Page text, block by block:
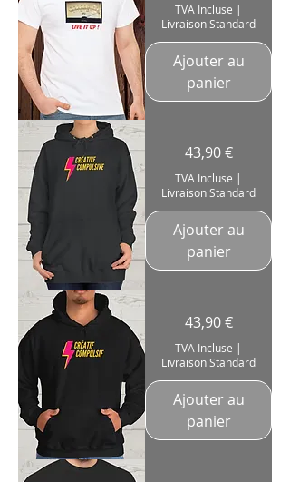
Vumètres
Vumeter
Coton
180g
TVA Incluse |
Livraison Standard
Ajouter au
panier
shirt
Capuche
"Créative
Artiste
Prix
43,90 €
TVA Incluse |
Livraison Standard
Ajouter au
panier
Homme
capuche
"Créatif
Compulsif"
Créateur
Prix
43,90 €
TVA Incluse |
Livraison Standard
Ajouter au
panier